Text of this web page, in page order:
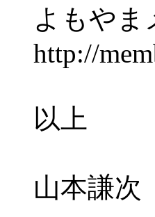
よもやま
http://
以上
山本謙次